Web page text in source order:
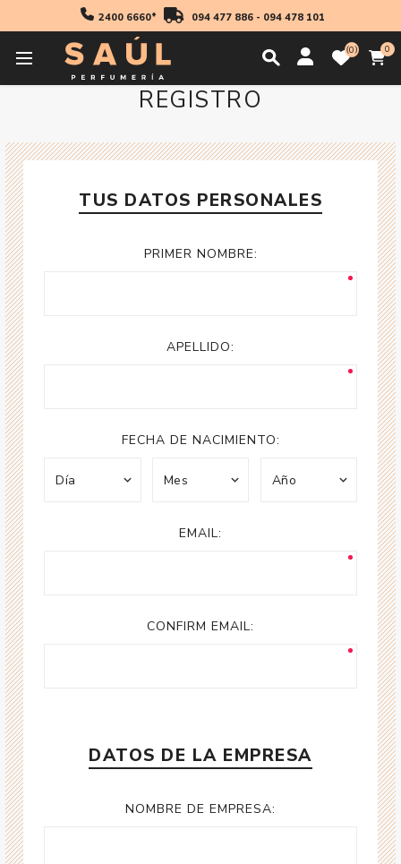
2400 6660* 094 477 886- 094 478 101
0 0
REGISTRO
TUS DATOS PERSONALES
PRIMER NOMBRE:
APELLIDO:
FECHA DE NACIMIENTO:
EMAIL:
CONFIRM EMAIL:
DATOS DE LA EMPRESA
NOMBRE DE EMPRESA: